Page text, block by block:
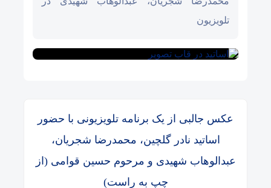
تلویزیون
عکس جالبی از یک برنامه تلویزیونی با حضور
اساتید نادر گلچین، محمدرضا شجریان،
عبدالوهاب شهیدی و مرحوم حسین قوامی (از
چپ به راست)